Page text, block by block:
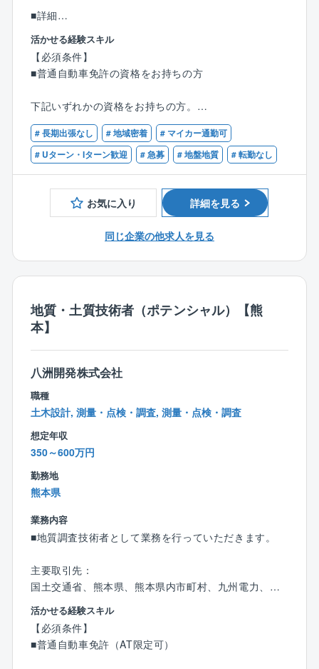
◆男女比率 男性66%：女性34%／マネジメント職
男性73%：女性27%
◆社員に委ねるフルフレックスタイム制とフレックス
プレイス制を採用
■詳細
地質調査、地質解析業務
報告書作成など
■特徴・魅力
誌で勉強したり、学会での発表に向けて論文を作成し
たりなどして、常に自己研鑽を重ねていくことを大切
にしています。
また、業務に関わる資格について初回受験費用全額負
担のような福利厚生を利用して、資格を取得する社員
も多くいます。
学会発表なども積極的に行いながら成長できる環境で
活かせる経験スキル
【必須条件】
■普通自動車免許の資格をお持ちの方
下記いずれかの資格をお持ちの方。
■技術士：(応用理学)地質または(建設)土質及び基礎ま
たは(建設)河川、砂防及び海岸・海洋
■RCCM：地質または土質及び基礎または河川、砂防及
び海岸・海洋
【歓迎条件】
■現場技術のしっかりした会社で地質調査をやりたいと
# 長期出張なし # 地域密着
# マイカー通勤可
# Uターン・Iターン歓迎
# 急募 # 地盤地質 # 転勤なし
お気に入り 詳細を見る
同じ企業の他求人を見る
地質・土質技術者（ポテンシャル）【熊
本】
八洲開発株式会社
職種
土木設計, 測量・点検・調査, 測量・点検・調査
想定年収
350～600万円
勤務地
熊本県
業務内容
■地質調査技術者として業務を行っていただきます。
主要取引先：
国土交通省、熊本県、熊本県内市町村、九州電力、大
手ゼネコン、大手コンサル会社
業績補足：
3期にわたって堅調な受注を維持
活かせる経験スキル
【必須条件】
■普通自動車免許（AT限定可）